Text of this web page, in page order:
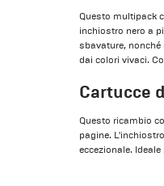
Questo multipack
inchiostro nero a
sbavature,
dai colori vivaci.
Cartucce
Questo ricambio
pagine.
eccezionale.